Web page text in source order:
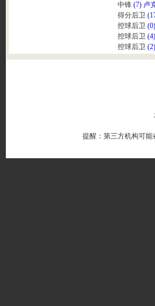
中锋 (7) 卢
得分后卫
控球后卫
控球后卫
控球后卫
提醒：第三方机构可